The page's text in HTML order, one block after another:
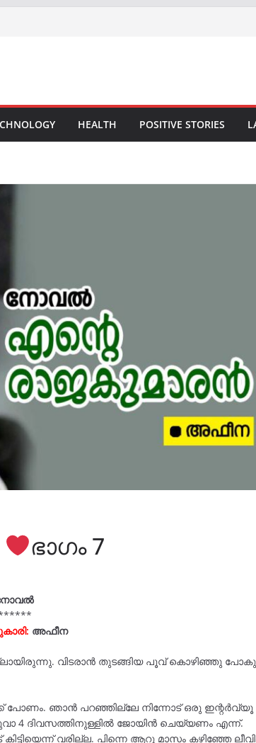
HEALTH POSITIVE STORIES
ഭാഗം 7
അഫീന
വിടരാൻ തുടങ്ങിയ പൂവ് കൊഴിഞ്ഞു
പോണം. ഞാൻ പറഞ്ഞില്ലേ നിന്നോട് ഒരു ഇന്റർവ്യൂ
4 ദിവസത്തിനുള്ളിൽ ജോയിൻ ചെയ്യണം എന്ന്.
വരില്ല. പിന്നെ ആറു മാസം കഴിഞ്ഞേ